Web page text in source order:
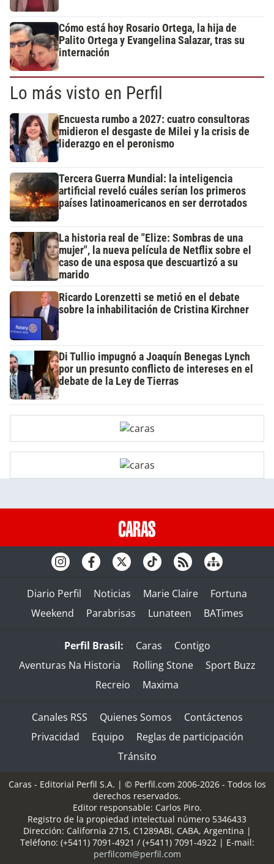
Cómo está hoy Rosario Ortega, la hija de
Palito Ortega y Evangelina Salazar, tras su
internación
Lo más visto en Perfil
Encuesta rumbo a 2027: cuatro consultoras
midieron el desgaste de Milei y la crisis de
liderazgo en el peronismo
Tercera Guerra Mundial: la inteligencia
artificial reveló cuáles serían los primeros
países latinoamericanos en ser derrotados
La historia real de "Elize: Sombras de una
mujer", la nueva película de Netflix sobre el
caso de una esposa que descuartizó a su
marido
Ricardo Lorenzetti se metió en el debate
sobre la inhabilitación de Cristina Kirchner
Di Tullio impugnó a Joaquín Benegas Lynch
por un presunto conflicto de intereses en el
debate de la Ley de Tierras
Diario Perfil Noticias Marie Claire
Fortuna
Weekend
Parabrisas Lunateen BATimes
Perfil Brasil: Caras
Contigo
Aventuras Na Historia
Rolling Stone
Sport Buzz
Recreio
Maxima
Canales RSS Quienes Somos
Contáctenos
Privacidad
Equipo
Reglas de participación
Tránsito
Caras - Editorial Perfil S.A. | © Perfil.com 2006-2026 - Todos los
derechos reservados.
Editor responsable: Carlos Piro.
Registro de la propiedad intelectual número 5346433
Dirección: California 2715, C1289ABI, CABA, Argentina |
Teléfono: (+5411) 7091-4921 / (+5411) 7091-4922| E-mail:
perfilcom@perfil.com